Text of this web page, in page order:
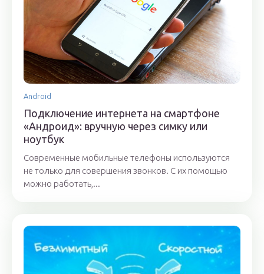
Android
Подключение интернета на смартфоне
«Андроид»: вручную через симку или
ноутбук
Современные мобильные телефоны используются
не только для совершения звонков. С их помощью
можно работать,...